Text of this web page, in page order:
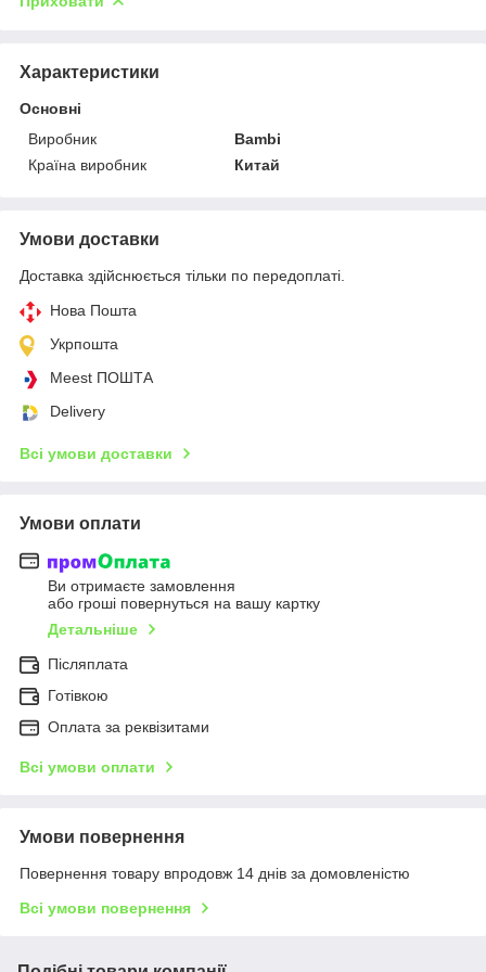
Характеристики
Основні
Виробник
Bambi
Країна виробник
Китай
Умови доставки
Доставка здійснюється тільки по передоплаті.
Нова Пошта
Укрпошта
Meest ПОШТА
Delivery
Всі умови доставки
Умови оплати
Ви отримаєте замовлення
або гроші повернуться на вашу картку
Детальніше
Післяплата
Готівкою
Оплата за реквізитами
Всі умови оплати
Умови повернення
Повернення товару впродовж 14 днів за домовленістю
Всі умови повернення